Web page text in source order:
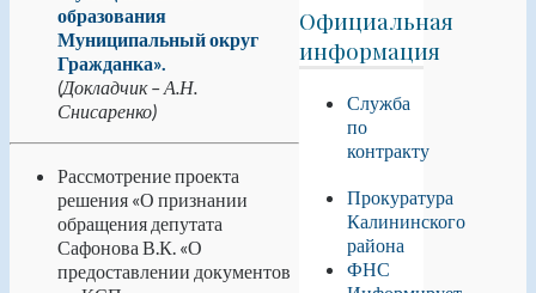
Официальная
информация
Служба
по
контракту
Прокуратура
Калининского
района
ФНС
образования
Муниципальный округ
Гражданка».
(Докладчик – А.Н.
Снисаренко)
Рассмотрение проекта
решения «О признании
обращения депутата
Сафонова В.К. «О
предоставлении документов